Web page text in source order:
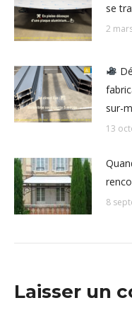
se
2
sur-
13
8
Laisser un